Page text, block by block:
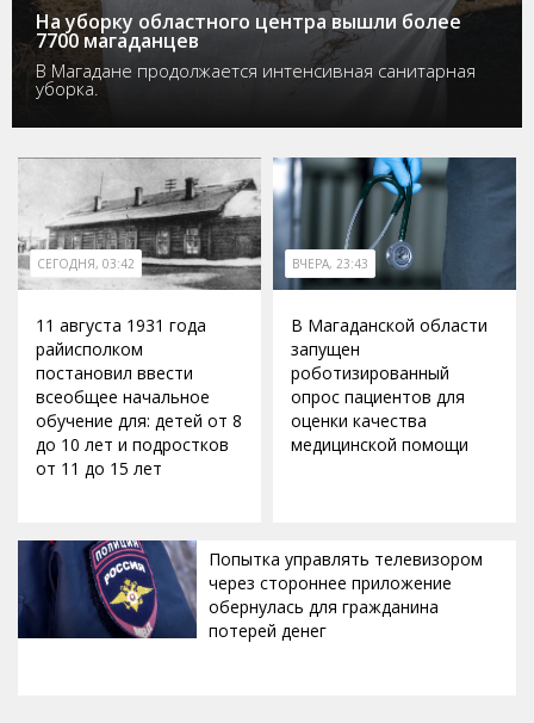
На уборку областного центра вышли более
7700 магаданцев
В Магадане продолжается интенсивная санитарная
уборка.
СЕГОДНЯ, 03:42
11 августа 1931 года
райисполком
постановил ввести
всеобщее начальное
обучение для: детей от 8
до 10 лет и подростков
от 11 до 15 лет
ВЧЕРА, 23:43
В Магаданской области
запущен
роботизированный
опрос пациентов для
оценки качества
медицинской помощи
Попытка управлять телевизором
через стороннее приложение
обернулась для гражданина
потерей денег